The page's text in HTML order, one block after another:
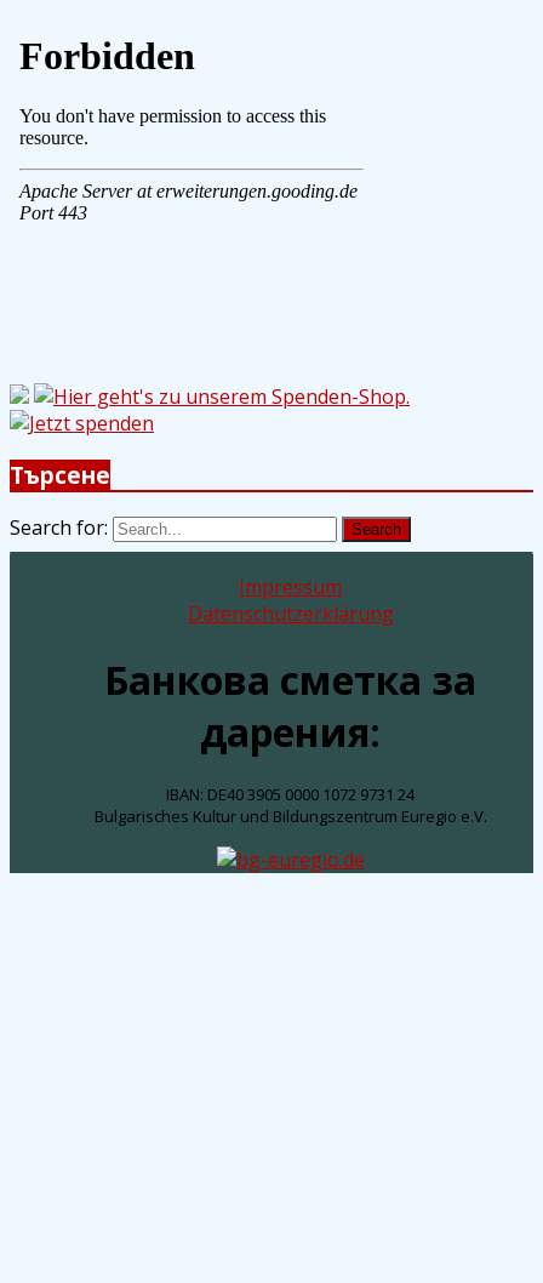
Търсене
Search for: Search
Impressum
Datenschutzerklärung
Банкова сметка за
дарения:
IBAN: DE40 3905 0000 1072 9731 24
Bulgarisches Kultur und Bildungszentrum Euregio e.V.